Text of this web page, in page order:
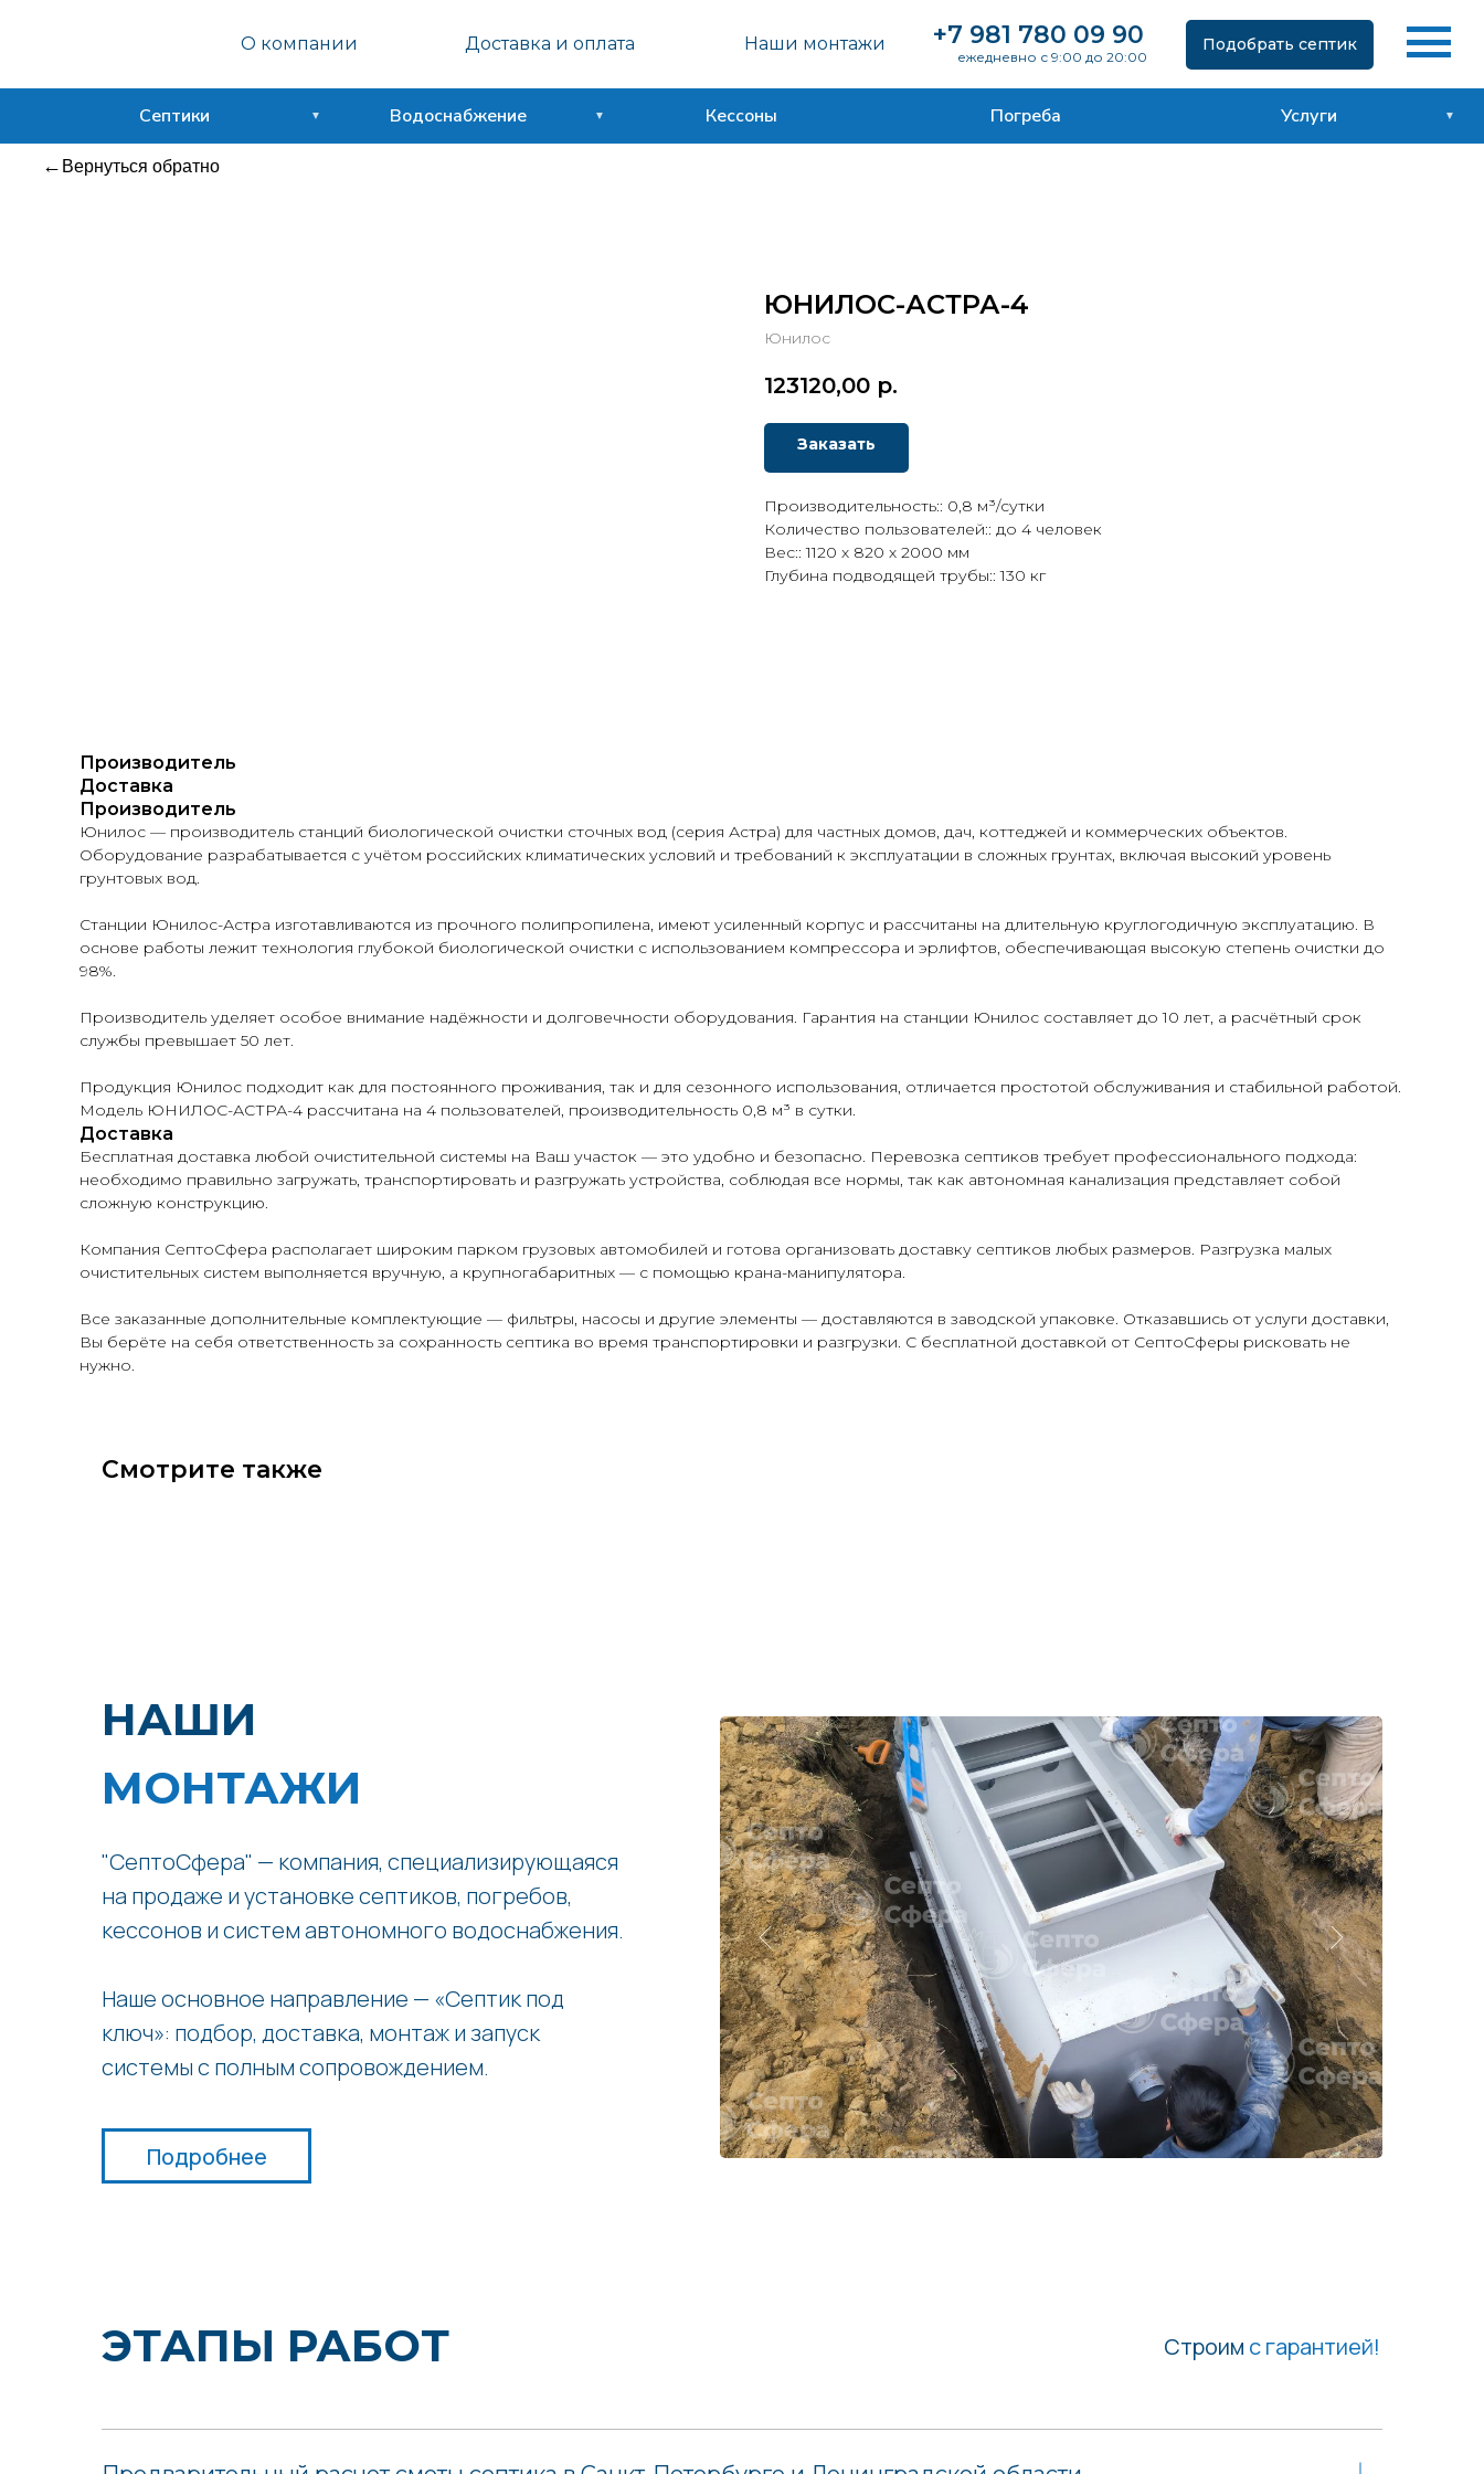
+7 981 780 09 90
ежедневно с 9:00 до 20:00
О компании Доставка и оплата Наши монтажи Подобрать септик
Септики Водоснабжение Кессоны Погреба Услуги
Вернуться обратно
ЮНИЛОС-АСТРА-4
Юнилос
123120,00 р.
Заказать
Производительность:: 0,8 м³/сутки
Количество пользователей:: до 4 человек
Вес:: 1120 х 820 х 2000 мм
Глубина подводящей трубы:: 130 кг
Производитель
Доставка
Производитель
Юнилос — производитель станций биологической очистки сточных вод (серия Астра) для частных домов, дач, коттеджей и коммерческих объектов.
Оборудование разрабатывается с учётом российских климатических условий и требований к эксплуатации в сложных грунтах, включая высокий уровень
грунтовых вод.
Станции Юнилос-Астра изготавливаются из прочного полипропилена, имеют усиленный корпус и рассчитаны на длительную круглогодичную эксплуатацию. В
основе работы лежит технология глубокой биологической очистки с использованием компрессора и эрлифтов, обеспечивающая высокую степень очистки до
98%.
Производитель уделяет особое внимание надёжности и долговечности оборудования. Гарантия на станции Юнилос составляет до 10 лет, а расчётный срок
службы превышает 50 лет.
Продукция Юнилос подходит как для постоянного проживания, так и для сезонного использования, отличается простотой обслуживания и стабильной работой.
Модель ЮНИЛОС-АСТРА-4 рассчитана на 4 пользователей, производительность 0,8 м³ в сутки.
Доставка
Бесплатная доставка любой очистительной системы на Ваш участок — это удобно и безопасно. Перевозка септиков требует профессионального подхода:
необходимо правильно загружать, транспортировать и разгружать устройства, соблюдая все нормы, так как автономная канализация представляет собой
сложную конструкцию.
Компания СептоСфера располагает широким парком грузовых автомобилей и готова организовать доставку септиков любых размеров. Разгрузка малых
очистительных систем выполняется вручную, а крупногабаритных — с помощью крана-манипулятора.
Все заказанные дополнительные комплектующие — фильтры, насосы и другие элементы — доставляются в заводской упаковке. Отказавшись от услуги доставки,
Вы берёте на себя ответственность за сохранность септика во время транспортировки и разгрузки. С бесплатной доставкой от СептоСферы рисковать не
нужно.
Смотрите также
НАШИ
МОНТАЖИ
"СептоСфера" — компания, специализирующаяся
на продаже и установке септиков, погребов,
кессонов и систем автономного водоснабжения.
Наше основное направление — «Септик под
ключ»: подбор, доставка, монтаж и запуск
системы с полным сопровождением.
Подробнее
ЭТАПЫ РАБОТ Строим с гарантией!